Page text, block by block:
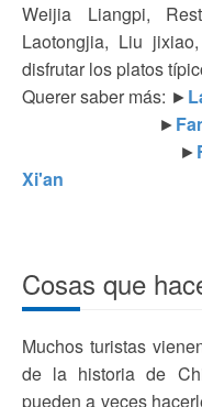
Weijia Liangpi,
Laotongjia, Liu
disfrutar los platos
Querer saber más: ►
►
►
Xi'an
Cosas que
Muchos turistas
de la historia de
pueden a veces